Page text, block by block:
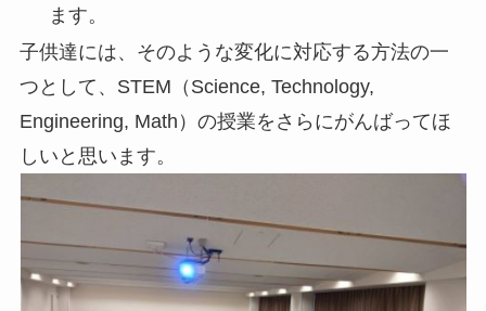
ます。
子供達には、そのような変化に対応する方法の一
つとして、STEM（Science, Technology,
Engineering, Math）の授業をさらにがんばってほ
しいと思います。